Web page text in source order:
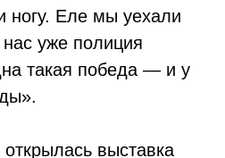
ногу. Еле мы уехали
уже полиция
такая победа — и у
выставка